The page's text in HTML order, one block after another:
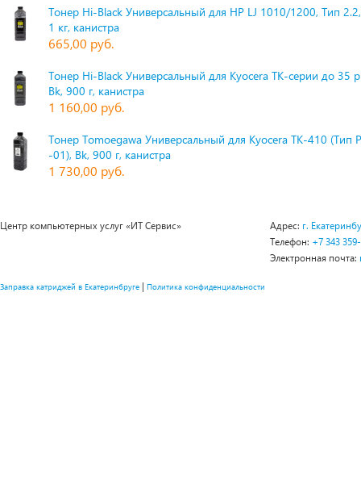
Тонер Hi-Black Универсальный для HP LJ 1010/1200, Тип
1 кг, канистра
665,00 руб.
Тонер Hi-Black Универсальный для Kyocera TK-серии до 35
Bk, 900 г, канистра
1 160,00 руб.
Тонер Tomoegawa Универсальный для Kyocera TK-410 (Тип
-01), Bk, 900 г, канистра
1 730,00 руб.
Центр компьютерных услуг «ИТ Сервис» Адрес: г.
Телефон: +7 343
Электронная почта:
Заправка катриджей в Екатеринбруге | Политика конфиденциальности